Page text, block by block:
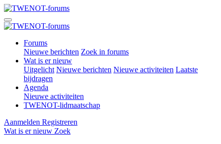
Forums
Nieuwe berichten Zoek in forums
Wat is er nieuw
Uitgelicht Nieuwe berichten Nieuwe activiteiten Laatste
bijdragen
Agenda
Nieuwe activiteiten
TWENOT-lidmaatschap
Aanmelden Registreren
Wat is er nieuw Zoek